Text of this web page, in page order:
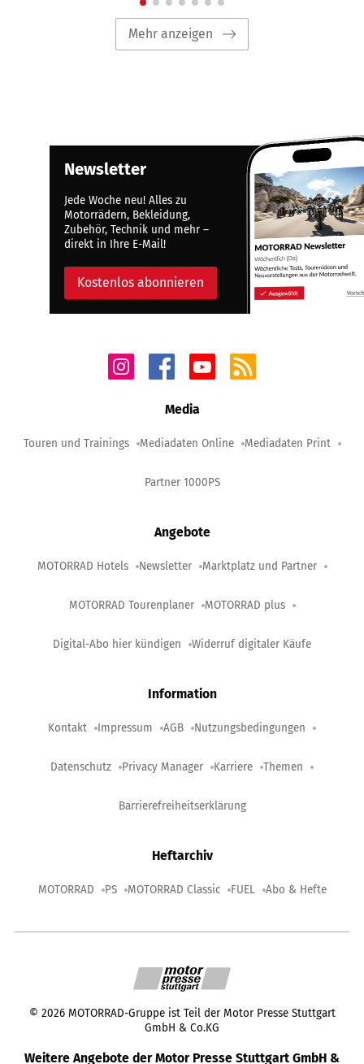
Mehr anzeigen
Newsletter
Jede Woche neu! Alles zu
Motorrädern, Bekleidung,
Zubehör, Technik und mehr –
direkt in Ihre E-Mail!
Kostenlos abonnieren
Media
Touren und Trainings Mediadaten Online Mediadaten Print
Partner 1000PS
Angebote
MOTORRAD Hotels Newsletter Marktplatz und Partner
MOTORRAD Tourenplaner MOTORRAD plus
Digital-Abo hier kündigen Widerruf digitaler Käufe
Information
Kontakt Impressum AGB Nutzungsbedingungen
Datenschutz Privacy Manager Karriere Themen
Barrierefreiheitserklärung
Heftarchiv
MOTORRAD PS MOTORRAD Classic FUEL Abo & Hefte
© 2026 MOTORRAD-Gruppe ist Teil der Motor Presse Stuttgart
GmbH & Co.KG
Weitere Angebote der Motor Presse Stuttgart GmbH &